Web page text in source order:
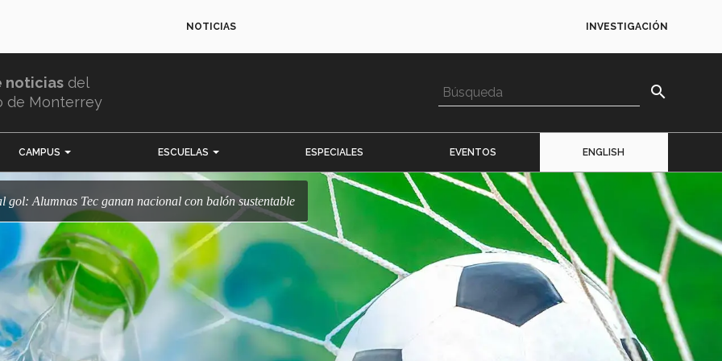
NOTICIAS INVESTIGACIÓN
noticias del
de Monterrey
search
CAMPUS ESCUELAS ESPECIALES EVENTOS ENGLISH
gol: Alumnas Tec ganan nacional con balón sustentable